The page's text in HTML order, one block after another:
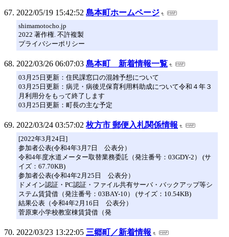
2022/05/19 15:42:52 島本町ホームページ
shimamotocho.jp
2022 著作権. 不許複製
プライバシーポリシー
2022/03/26 06:07:03 島本町 新着情報一覧
03月25日更新：住民課窓口の混雑予想について
03月25日更新：病児・病後児保育利用料助成について令和４年３
月利用分をもって終了します
03月25日更新：町長の主な予定
2022/03/24 03:57:02 枚方市 郵便入札関係情報
[2022年3月24日]
参加者公表(令和4年3月7日 公表分）
令和4年度水道メーター取替業務委託（発注番号：03GDY-2） (サ
イズ：67.70KB)
参加者公表(令和4年2月25日 公表分）
ドメイン認証・PC認証・ファイル共有サーバ・バックアップ等シ
ステム賃貸借（発注番号：03BAY-10） (サイズ：10.54KB)
結果公表（令和4年2月16日 公表分）
菅原東小学校教室棟賃貸借（発
2022/03/23 13:22:05 三郷町／新着情報